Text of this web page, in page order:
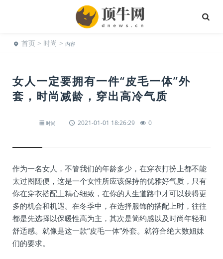
首页 > 时尚 > 内容
女人一定要拥有一件“皮毛一体”外
套，时尚减龄，穿出高冷气质
时尚 2021-01-01 18:26:29 0
作为一名女人，不管我们的年龄多少，在穿衣打扮上都不能
太过图随便，这是一个女性所应该保持的优雅好气质，只有
你在穿衣搭配上精心细致，在你的人生道路中才可以获得更
多的机会和机遇。在冬季中，在选择服饰的搭配上时，往往
都是先选择以保暖性高为主，其次是简约感以及时尚年轻和
舒适感。就像是这一款“皮毛一体”外套。就符合绝大数姐妹
们的要求。